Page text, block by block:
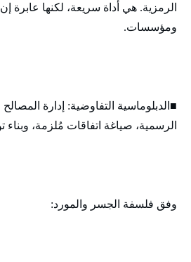
الرمزية. هي أداة سريعة، لكنها عابرة
ومؤسسات.
■الدبلوماسية التفاوضية: إدارة
الرسمية، صياغة اتفاقات مُلزمة، وبناء
وفق فلسفة الجسر والمورد: